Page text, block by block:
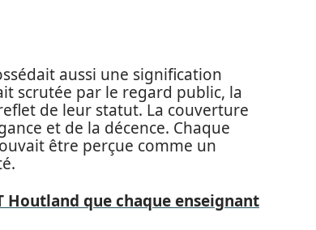
aussi une signification
scrutée par le regard public, la
de leur statut. La couverture
et de la décence. Chaque
être perçue comme un
Houtland que chaque enseignant